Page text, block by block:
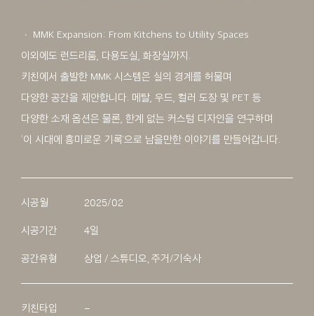
ㆍ MMK Expansion: From Kitchens to Utility Spaces
이외에도 런드리룸, 다용도실, 화장실까지.
키친에서 출발한 MMK 시스템은 실의 경계를 허물며
다양한 공간을 제안합니다. 메탈, 우드, 컬러 도장 및 PET 등
다양한 소재 옵션은 물론, 한계 없는 커스텀 디자인을 연구하며
‘이 시대에 흥미로운 기록’으로 남을만한 이야기를 만들어갑니다.
시공월 2025/02
시공기간 4일
공간유형 상업 / 스튜디오, 주거/기숙사
키친타입 –